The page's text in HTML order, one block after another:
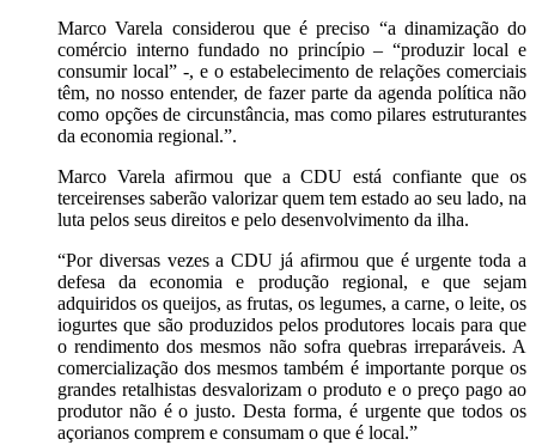
Marco Varela considerou que é preciso “a dinamização do
comércio interno fundado no princípio – “produzir local e
consumir local” -, e o estabelecimento de relações comerciais
têm, no nosso entender, de fazer parte da agenda política não
como opções de circunstância, mas como pilares estruturantes
da economia regional.”.
Marco Varela afirmou que a CDU está confiante que os
terceirenses saberão valorizar quem tem estado ao seu lado, na
luta pelos seus direitos e pelo desenvolvimento da ilha.
“Por diversas vezes a CDU já afirmou que é urgente toda a
defesa da economia e produção regional, e que sejam
adquiridos os queijos, as frutas, os legumes, a carne, o leite, os
iogurtes que são produzidos pelos produtores locais para que
o rendimento dos mesmos não sofra quebras irreparáveis. A
comercialização dos mesmos também é importante porque os
grandes retalhistas desvalorizam o produto e o preço pago ao
produtor não é o justo. Desta forma, é urgente que todos os
açorianos comprem e consumam o que é local.”